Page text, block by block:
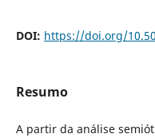
DOI: https://doi.org/
Resumo
A partir da análise